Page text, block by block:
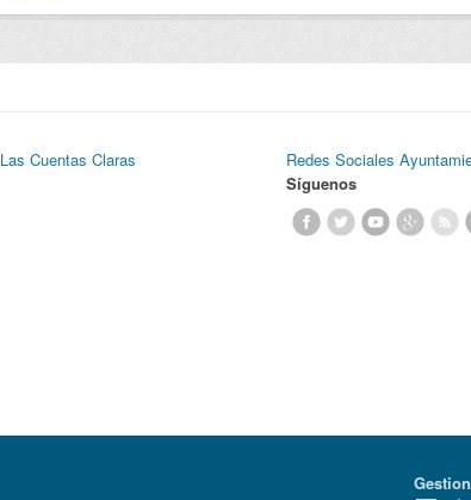
Las Cuentas Claras
Redes Sociales
Síguenos